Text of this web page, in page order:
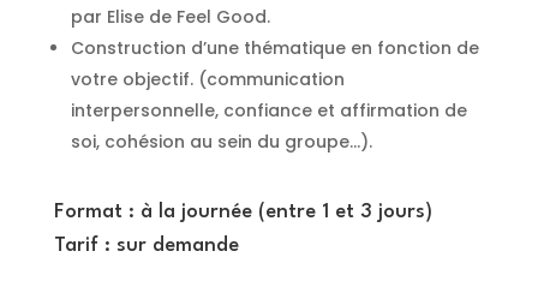
par Elise de Feel Good.
Construction d’une thématique en fonction de
votre objectif. (communication
interpersonnelle, confiance et affirmation de
soi, cohésion au sein du groupe…).
Format : à la journée (entre 1 et 3 jours)
Tarif : sur demande